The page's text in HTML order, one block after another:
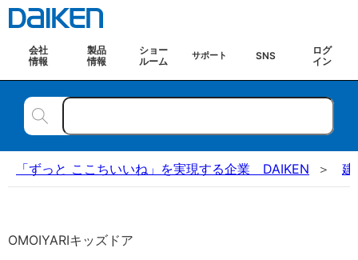
会社
情報
製品
情報
ショー
ルーム
サポート SNS
ログ
イン
「ずっと ここちいいね」を実現する企業 DAIKEN 建
OMOIYARIキッズドア